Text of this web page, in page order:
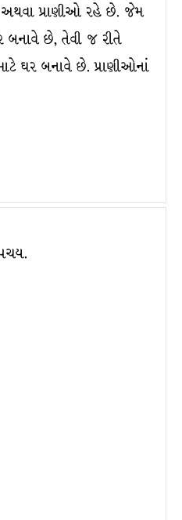
પ્રાણીઓ રહે છે. જેમ
બનાવે છે, તેવી જ રીતે
ઘર બનાવે છે. પ્રાણીઓનાં